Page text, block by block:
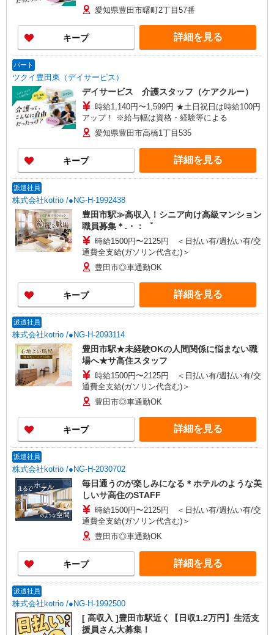
愛知県豊田市曙町2丁目57番
キープ 詳細を見る
パート
ツクイ豊田東（デイサービス）
デイサービス 介護スタッフ（ケアクルー）
時給1,140円〜1,599円 ★土日祝日は時給100円
アップ！ ※給与幅は資格・経験等による
愛知県豊田市高橋1丁目535
キープ 詳細を見る
派遣社員
株式会社kotrio /●NG-H-1992438
豊田市駅≫高収入！シニア向け高級マンション
職員募集＊.・：゜
時給1500円〜2125円 ＜日払い有/週払い有/交
通費全支給(ガソリン代含む)＞
豊田市◎車通勤OK
キープ 詳細を見る
派遣社員
株式会社kotrio /●NG-H-2093114
豊田市駅★未経験OKの人間関係に悩まない職
場へ★サ高住スタッフ
時給1500円〜2125円 ＜日払い有/週払い有/交
通費全支給(ガソリン代含む)＞
豊田市◎車通勤OK
キープ 詳細を見る
派遣社員
株式会社kotrio /●NG-H-2030702
毎日通うのが楽しみになる＊ホテルのような美
しいサ高住のSTAFF
時給1500円〜2125円 ＜日払い有/週払い有/交
通費全支給(ガソリン代含む)＞
豊田市◎車通勤OK
キープ 詳細を見る
派遣社員
株式会社kotrio /●NG-H-1992500
[ 高収入 ]豊田市駅近く【日収1.2万円】生活支
援員さん大募集！